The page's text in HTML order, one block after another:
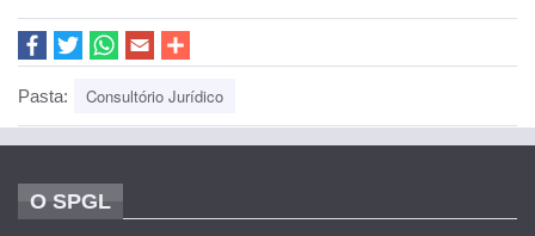
Pasta: Consultório Jurídico
O SPGL